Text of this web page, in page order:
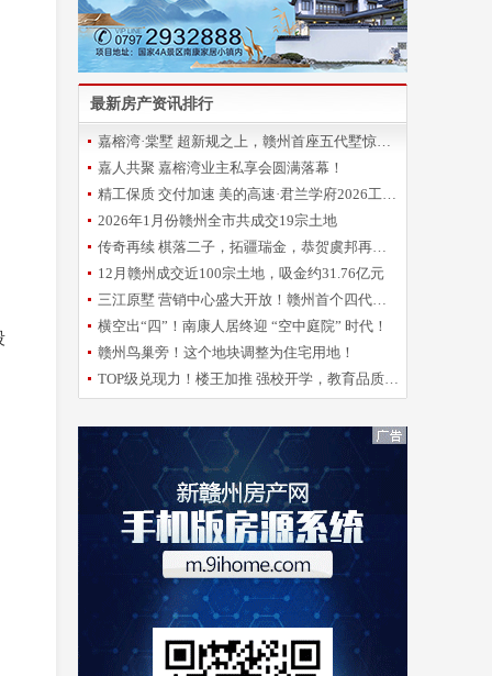
最新房产资讯排行
嘉榕湾·棠墅 超新规之上，赣州首座五代墅惊艳登场
嘉人共聚 嘉榕湾业主私享会圆满落幕！
精工保质 交付加速 美的高速·君兰学府2026工程誓师大会圆满举办
2026年1月份赣州全市共成交19宗土地
传奇再续 棋落二子，拓疆瑞金，恭贺虞邦再摘新地！
12月赣州成交近100宗土地，吸金约31.76亿元
三江原墅 营销中心盛大开放！赣州首个四代洋房倾城亮相
横空出“四”！南康人居终迎 “空中庭院” 时代！
赣州鸟巢旁！这个地块调整为住宅用地！
TOP级兑现力！楼王加推 强校开学，教育品质再升级！